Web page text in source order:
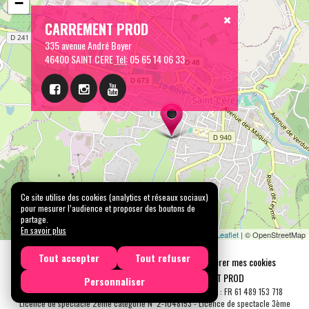
CARREMENT PROD
335 avenue André Boyer
46400 SAINT CERETél:05 65 14 06 33
Leaflet | © OpenStreetMap
Mentions légales Confidentialité
Gérer mes cookies
Tous droits réservés © 2026 |
CARREMENT PROD
N° SIRET : 489 153 718 00031 - APE : 9001 Z - N° TVA Int. : FR 61 489 153 718
Licence de spectacle 2ème catégorie N°2-1048153 - Licence de spectacle 3ème
Ce site utilise des cookies (analytics et réseaux sociaux)
pour mesurer l’audience et proposer des boutons de
partage.
En savoir plus
Tout accepter
Tout refuser
Personnaliser